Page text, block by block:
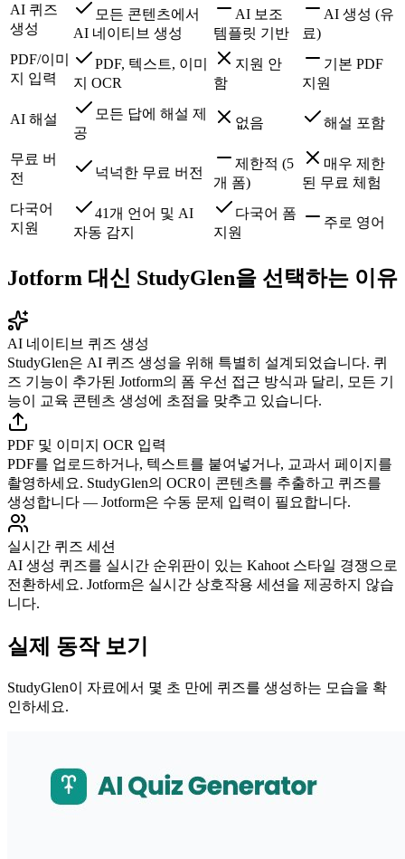
AI 퀴즈
생성
모든 콘텐츠에서
AI 네이티브 생성
AI 보조
템플릿 기반
AI 생성 (유
료)
PDF/이미
지 입력
PDF, 텍스트, 이미
지 OCR
지원 안
함
기본 PDF
지원
AI 해설
모든 답에 해설 제
공
없음 해설 포함
무료 버
전
넉넉한 무료 버전
제한적 (5
개 폼)
매우 제한
된 무료 체험
다국어
지원
41개 언어 및 AI
자동 감지
다국어 폼
지원
주로 영어
Jotform 대신 StudyGlen을 선택하는 이유
AI 네이티브 퀴즈 생성
StudyGlen은 AI 퀴즈 생성을 위해 특별히 설계되었습니다. 퀴
즈 기능이 추가된 Jotform의 폼 우선 접근 방식과 달리, 모든 기
능이 교육 콘텐츠 생성에 초점을 맞추고 있습니다.
PDF 및 이미지 OCR 입력
PDF를 업로드하거나, 텍스트를 붙여넣거나, 교과서 페이지를
촬영하세요. StudyGlen의 OCR이 콘텐츠를 추출하고 퀴즈를
생성합니다 — Jotform은 수동 문제 입력이 필요합니다.
실시간 퀴즈 세션
AI 생성 퀴즈를 실시간 순위판이 있는 Kahoot 스타일 경쟁으로
전환하세요. Jotform은 실시간 상호작용 세션을 제공하지 않습
니다.
실제 동작 보기
StudyGlen이 자료에서 몇 초 만에 퀴즈를 생성하는 모습을 확
인하세요.